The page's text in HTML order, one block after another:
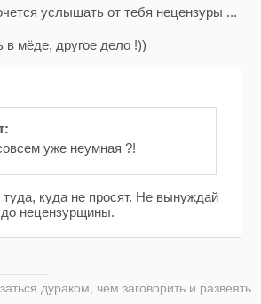
услышать от тебя нецензуры ...
в мёде, другое дело !))
уже неумная ?!
куда не просят. Не вынуждай
нецензурщины.
дураком, чем заговорить и развеять